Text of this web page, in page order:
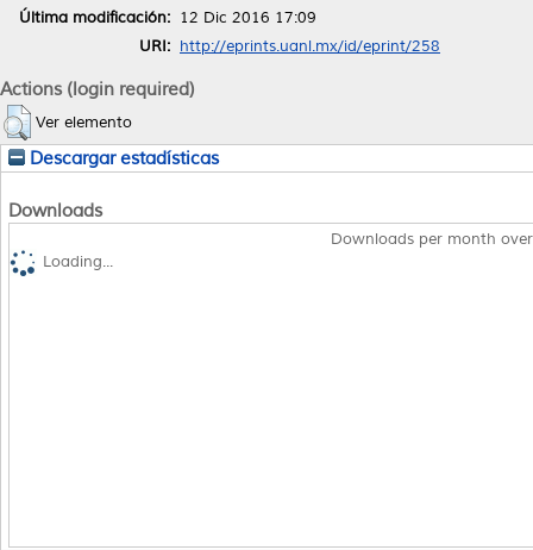
Última modificación: 12 Dic 2016 17:09
URI: http://eprints.uanl.mx/id/eprint/258
Actions (login required)
Ver elemento
Descargar estadísticas
Downloads
Downloads per month
Loading...